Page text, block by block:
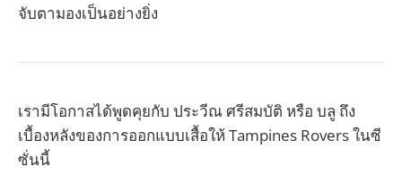
จับตามองเป็นอย่างยิ่ง
เรามีโอกาสได้พูดคุยกับ ประวีณ ศรีสมบัติ หรือ บลู ถึง
เบื้องหลังของการออกแบบเสื้อให้ Tampines Rovers ในซี
ซั่นนี้